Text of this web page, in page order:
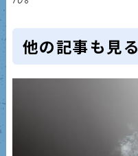
他の記事も見る